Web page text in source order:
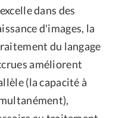
dans des
d'images, la
du langage
améliorent
(la capacité à